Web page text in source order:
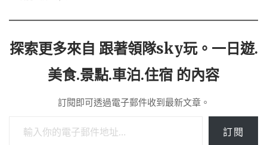
探索更多來自 跟著領隊sky玩。一日遊.
美食.景點.車泊.住宿 的內容
訂閱即可透過電子郵件收到最新文章。
訂閱